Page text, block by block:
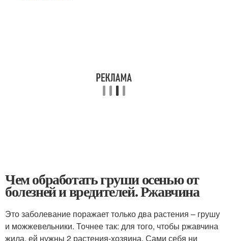
Чем обработать груши осенью от
болезней и вредителей. Ржавчина
Это заболевание поражает только два растения – грушу
и можжевельники. Точнее так: для того, чтобы ржавчина
жила, ей нужны 2 растения-хозяина. Сами себя ни